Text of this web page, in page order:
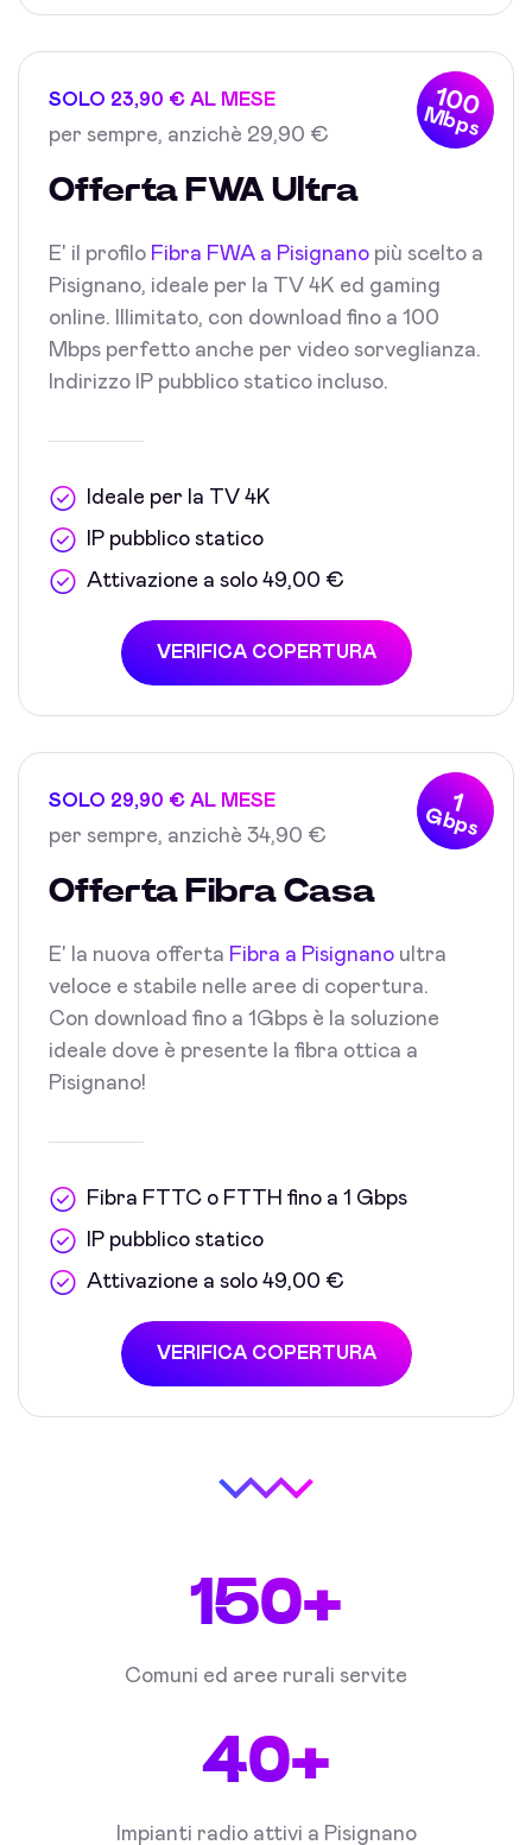
100
Mbps
SOLO 23,90 € AL MESE
per sempre, anzichè 29,90 €
Offerta FWA Ultra
E' il profilo Fibra FWA a Pisignano più scelto a
Pisignano, ideale per la TV 4K ed gaming
online. Illimitato, con download fino a 100
Mbps perfetto anche per video sorveglianza.
Indirizzo IP pubblico statico incluso.
Ideale per la TV 4K
IP pubblico statico
Attivazione a solo 49,00 €
VERIFICA COPERTURA
1
Gbps
SOLO 29,90 € AL MESE
per sempre, anzichè 34,90 €
Offerta Fibra Casa
E' la nuova offerta Fibra a Pisignano ultra
veloce e stabile nelle aree di copertura.
Con download fino a 1Gbps è la soluzione
ideale dove è presente la fibra ottica a
Pisignano!
Fibra FTTC o FTTH fino a 1 Gbps
IP pubblico statico
Attivazione a solo 49,00 €
VERIFICA COPERTURA
150+
Comuni ed aree rurali servite
40+
Impianti radio attivi a Pisignano